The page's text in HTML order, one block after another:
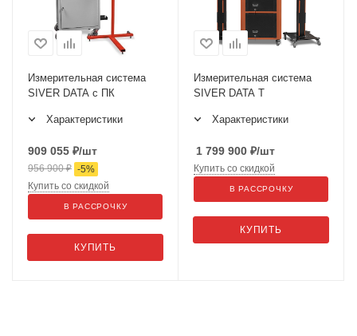
Измерительная система
SIVER DATA с ПК
Характеристики
909 055 ₽/шт
956 900₽ -5%
КУПИТЬ
Купить со скидкой
В РАССРОЧКУ
Измерительная система
SIVER DATA T
Характеристики
1 799 900 ₽/шт
КУПИТЬ
Купить со скидкой
В РАССРОЧКУ